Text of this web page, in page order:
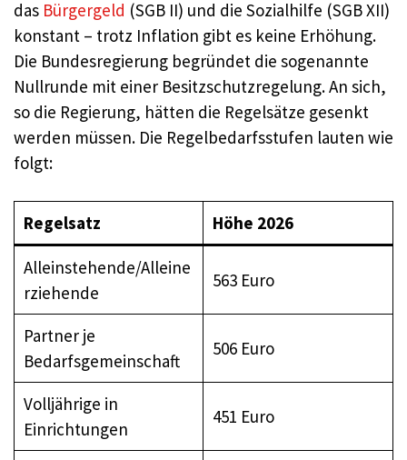
das Bürgergeld (SGB II) und die Sozialhilfe (SGB XII)
konstant – trotz Inflation gibt es keine Erhöhung.
Die Bundesregierung begründet die sogenannte
Nullrunde mit einer Besitzschutzregelung. An sich,
so die Regierung, hätten die Regelsätze gesenkt
werden müssen. Die Regelbedarfsstufen lauten wie
folgt:
Regelsatz Höhe 2026
Alleinstehende/Alleine
rziehende
563 Euro
Partner je
Bedarfsgemeinschaft
506 Euro
Volljährige in
Einrichtungen
451 Euro